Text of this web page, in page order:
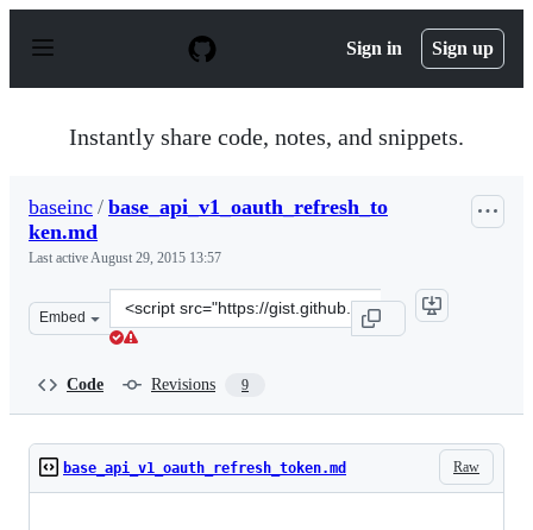
p
Sign in Sign up
Instantly share code, notes, and snippets.
baseinc / base_api_v1_oauth_refresh_to
ken.md
Last activeAugust 29, 2015 13:57
Embed
Clone
this
Code Revisions 9
Raw
base_api_v1_oauth_refresh_token.md